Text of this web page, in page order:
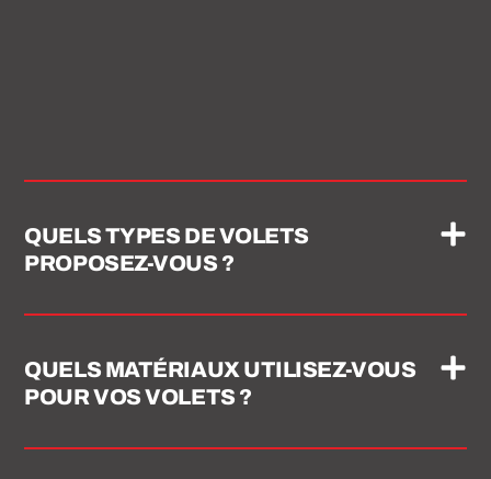
QUELS TYPES DE VOLETS
PROPOSEZ-VOUS ?
QUELS MATÉRIAUX UTILISEZ-VOUS
POUR VOS VOLETS ?